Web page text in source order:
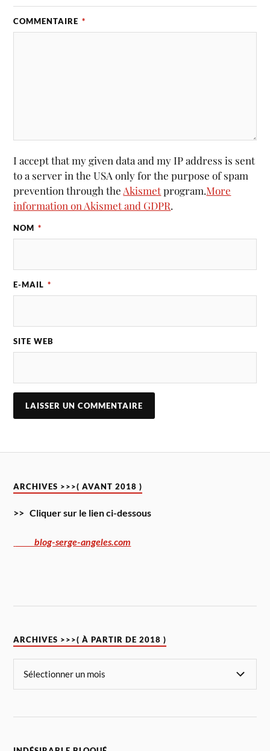
COMMENTAIRE *
I accept that my given data and my IP address is sent
to a server in the USA only for the purpose of spam
prevention through the Akismetprogram.More
information on Akismet and GDPR.
NOM *
E-MAIL *
SITE WEB
ARCHIVES >>>( AVANT 2018 )
>> Cliquer sur le lien ci-dessous
blog-serge-angeles.com
ARCHIVES >>>( À PARTIR DE 2018 )